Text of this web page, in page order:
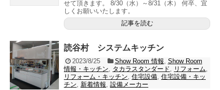
せて頂きます。 8/30（水）～8/31（木） 何卒、宜
しくお願いいたします。
記事を読む
読谷村 システムキッチン
2023/8/25 Show Room 情報 Show Room
情報・キッチン
タカラスタンダード リフォーム
リフォーム・キッチン 住宅設備 住宅設備・キッ
チン
新着情報 設備メーカー